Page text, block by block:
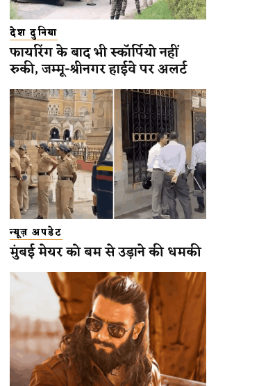
देश दुनिया
फायरिंग के बाद भी स्कॉर्पियो नहीं
रुकी, जम्मू-श्रीनगर हाईवे पर अलर्ट
न्यूज़ अपडेट
मुंबई मेयर को बम से उड़ाने की धमकी